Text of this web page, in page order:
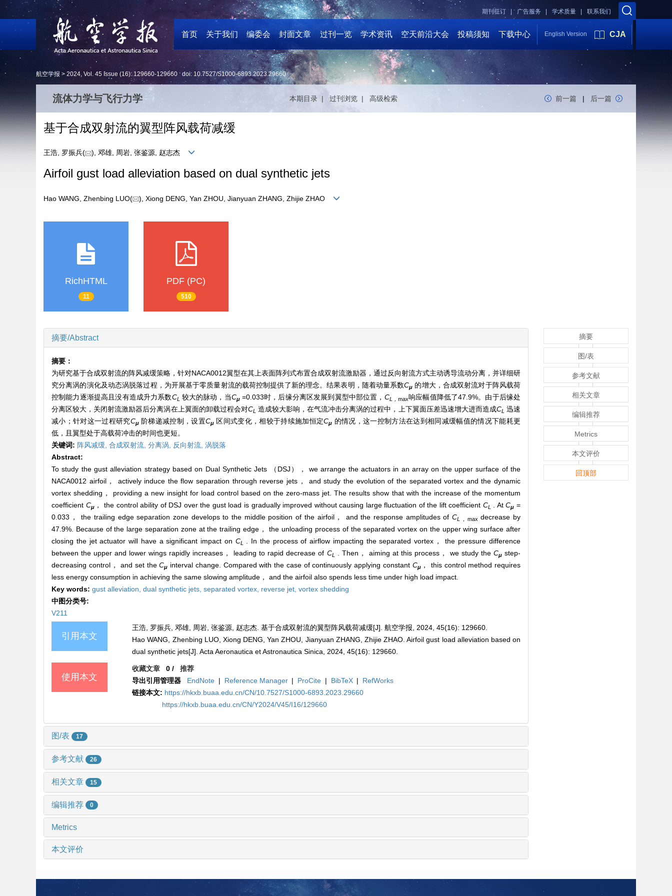
联系我们
学术质量 |
广告服务 |
期刊征订 |
首页 关于我们 编委会 封面文章 过刊一览 学术资讯 空天前沿大会 投稿须知 下载中心 English Version CJA
航空学报 > 2024, Vol. 45 Issue (16): 129660-129660 doi: 10.7527/S1000-6893.2023.29660
流体力学与飞行力学 本期目录 | 过刊浏览 | 高级检索 前一篇 | 后一篇
基于合成双射流的翼型阵风载荷减缓
王浩, 罗振兵( ), 邓雄, 周岩, 张鉴源, 赵志杰
Airfoil gust load alleviation based on dual synthetic jets
Hao WANG, Zhenbing LUO( ), Xiong DENG, Yan ZHOU, Jianyuan ZHANG, Zhijie ZHAO
RichHTML
11
PDF (PC)
510
摘要/Abstract
摘要：
为研究基于合成双射流的阵风减缓策略，针对NACA0012翼型在其上表面阵列式布置合成双射流激励器，通过反向射流方式主动诱导流动分离，并详细研
究分离涡的演化及动态涡脱落过程，为开展基于零质量射流的载荷控制提供了新的理念。结果表明，随着动量系数Cμ 的增大，合成双射流对于阵风载荷
控制能力逐渐提高且没有造成升力系数CL 较大的脉动，当Cμ=0.033时，后缘分离区发展到翼型中部位置， CL， max响应幅值降低了47.9%。由于后缘处
分离区较大，关闭射流激励器后分离涡在上翼面的卸载过程会对CL 造成较大影响，在气流冲击分离涡的过程中，上下翼面压差迅速增大进而造成CL 迅速
减小；针对这一过程研究Cμ阶梯递减控制，设置Cμ 区间式变化，相较于持续施加恒定Cμ 的情况，这一控制方法在达到相同减缓幅值的情况下能耗更
低，且翼型处于高载荷冲击的时间也更短。
关键词: 阵风减缓, 合成双射流, 分离涡, 反向射流, 涡脱落
Abstract:
To study the gust alleviation strategy based on Dual Synthetic Jets （DSJ）， we arrange the actuators in an array on the upper surface of the
NACA0012 airfoil， actively induce the flow separation through reverse jets， and study the evolution of the separated vortex and the dynamic
vortex shedding， providing a new insight for load control based on the zero-mass jet. The results show that with the increase of the momentum
coefficient Cμ， the control ability of DSJ over the gust load is gradually improved without causing large fluctuation of the lift coefficient CL . AtCμ =
0.033， the trailing edge separation zone develops to the middle position of the airfoil， and the response amplitudes ofCL ，max decrease by
47.9%. Because of the large separation zone at the trailing edge， the unloading process of the separated vortex on the upper wing surface after
closing the jet actuator will have a significant impact on CL
. In the process of airflow impacting the separated vortex， the pressure difference
between the upper and lower wings rapidly increases， leading to rapid decrease of CL . Then， aiming at this process， we study the Cμstep-
decreasing control， and set theCμ interval change. Compared with the case of continuously applying constant Cμ， this control method requires
less energy consumption in achieving the same slowing amplitude， and the airfoil also spends less time under high load impact.
Key words: gust alleviation, dual synthetic jets, separated vortex, reverse jet, vortex shedding
中图分类号:
V211
引用本文
王浩, 罗振兵, 邓雄, 周岩, 张鉴源, 赵志杰. 基于合成双射流的翼型阵风载荷减缓[J]. 航空学报, 2024, 45(16): 129660.
Hao WANG, Zhenbing LUO, Xiong DENG, Yan ZHOU, Jianyuan ZHANG, Zhijie ZHAO. Airfoil gust load alleviation based on
dual synthetic jets[J]. Acta Aeronautica et Astronautica Sinica, 2024, 45(16): 129660.
使用本文
收藏文章 0 /推荐
导出引用管理器
EndNote | Reference Manager | ProCite | BibTeX |
RefWorks
链接本文: https://hkxb.buaa.edu.cn/CN/10.7527/S1000-6893.2023.29660
https://hkxb.buaa.edu.cn/CN/Y2024/V45/I16/129660
图/表 17
参考文献 26
相关文章 15
编辑推荐 0
Metrics
本文评价
摘要
图/表
参考文献
相关文章
编辑推荐
Metrics
本文评价
回顶部